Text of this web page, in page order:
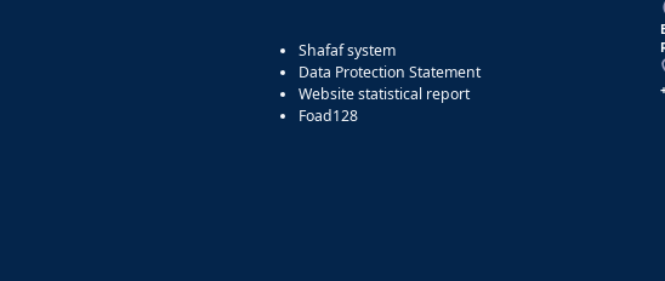
Shafaf system
Data Protection Statement
Website statistical report
Foad128